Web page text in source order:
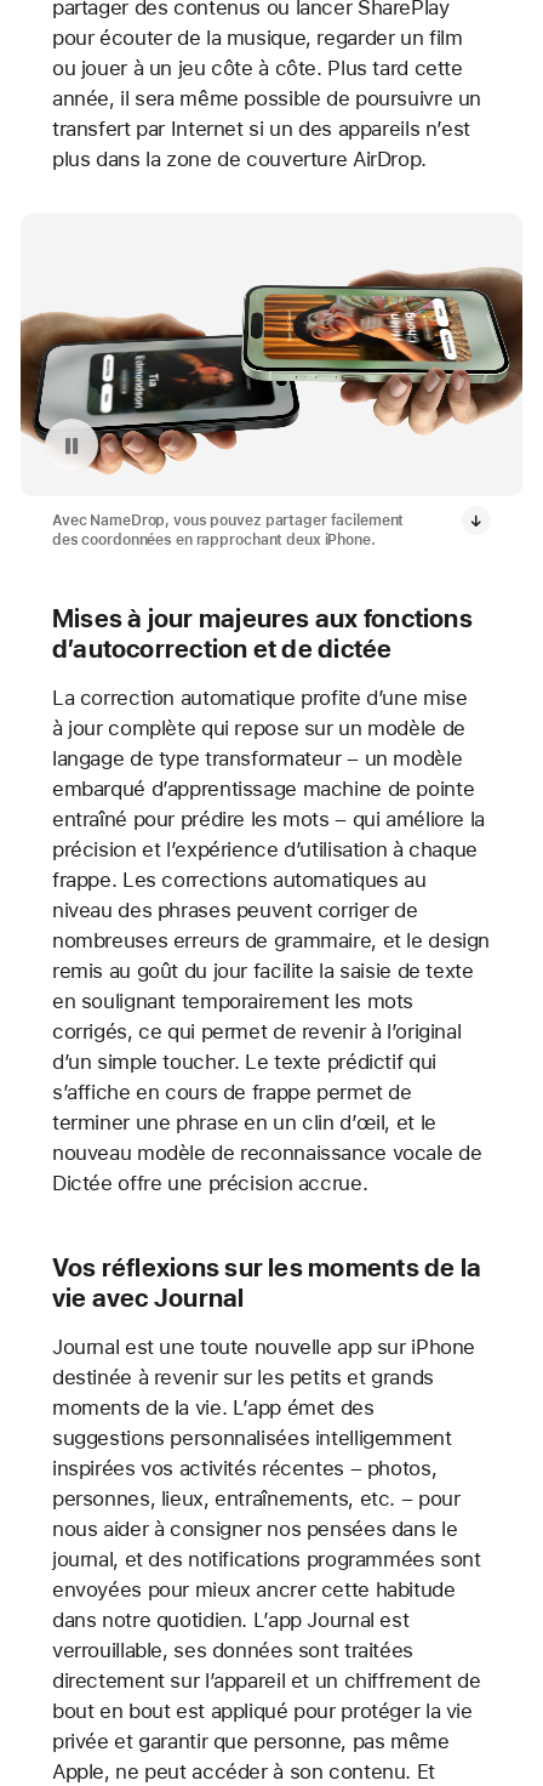
partager des contenus ou lancer SharePlay
pour écouter de la musique, regarder un film
ou jouer à un jeu côte à côte. Plus tard cette
année, il sera même possible de poursuivre un
transfert par Internet si un des appareils n’est
plus dans la zone de couverture AirDrop.
Revoir la vidéo : NameDrop affiché sur iPhone 15
Avec NameDrop, vous pouvez partager facilement
des coordonnées en rapprochant deux iPhone.
Mises à jour majeures aux fonctions
d’autocorrection et de dictée
La correction automatique profite d’une mise
à jour complète qui repose sur un modèle de
langage de type transformateur – un modèle
embarqué d’apprentissage machine de pointe
entraîné pour prédire les mots – qui améliore la
précision et l’expérience d’utilisation à chaque
frappe. Les corrections automatiques au
niveau des phrases peuvent corriger de
nombreuses erreurs de grammaire, et le design
remis au goût du jour facilite la saisie de texte
en soulignant temporairement les mots
corrigés, ce qui permet de revenir à l’original
d’un simple toucher. Le texte prédictif qui
s’affiche en cours de frappe permet de
terminer une phrase en un clin d’œil, et le
nouveau modèle de reconnaissance vocale de
Dictée offre une précision accrue.
Vos réflexions sur les moments de la
vie avec Journal
Journal est une toute nouvelle app sur iPhone
destinée à revenir sur les petits et grands
moments de la vie. L’app émet des
suggestions personnalisées intelligemment
inspirées vos activités récentes – photos,
personnes, lieux, entraînements, etc. – pour
nous aider à consigner nos pensées dans le
journal, et des notifications programmées sont
envoyées pour mieux ancrer cette habitude
dans notre quotidien. L’app Journal est
verrouillable, ses données sont traitées
directement sur l’appareil et un chiffrement de
bout en bout est appliqué pour protéger la vie
privée et garantir que personne, pas même
Apple, ne peut accéder à son contenu. Et